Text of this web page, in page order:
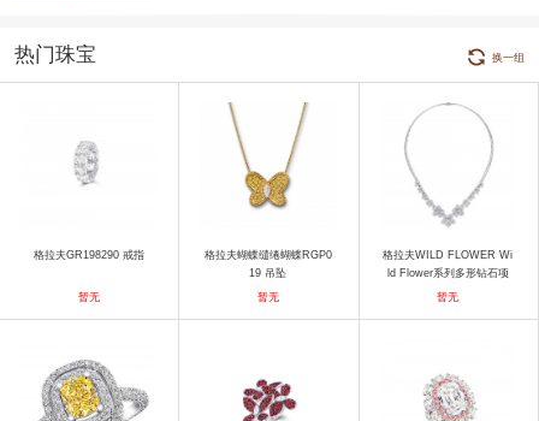
热门珠宝 换一组
格拉夫GR198290 戒指
暂无
格拉夫蝴蝶缱绻蝴蝶RGP0
19 吊坠
暂无
格拉夫WILD FLOWER Wi
ld Flower系列多形钻石项
链 项链
暂无